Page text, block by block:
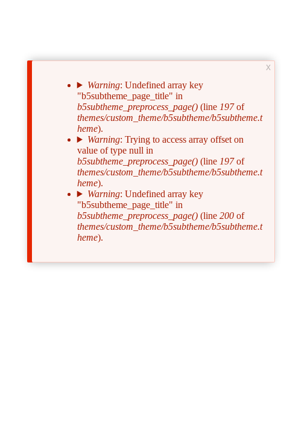
Сообщение
ошибке
Warning: Undefined array key
"b5subtheme_page_title" in
b5subtheme_preprocess_page()(line 197of
themes/custom_theme/b5subtheme/b5subtheme.t
heme).
Warning: Trying to access array offset on
value of type null in
b5subtheme_preprocess_page()(line 197of
themes/custom_theme/b5subtheme/b5subtheme.t
heme).
Warning: Undefined array key
"b5subtheme_page_title" in
b5subtheme_preprocess_page()(line 200of
themes/custom_theme/b5subtheme/b5subtheme.t
heme).
x